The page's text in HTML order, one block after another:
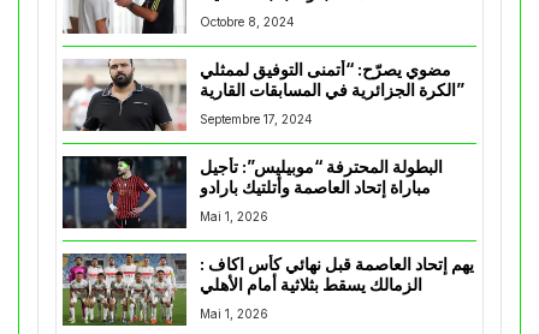
Octobre 8, 2024
مضوي يصرّح: “أتمنى التوفيق لممثلي
الكرة الجزائرية في المسابقات القارية”
Septembre 17, 2024
البطولة المحترفة “موبيليس”: تأجيل
مباراة إتحاد العاصمة وأتلتيك بارادو
Mai 1, 2026
يهم إتحاد العاصمة قبل نهائي كأس اكاف :
Mai 1, 2026